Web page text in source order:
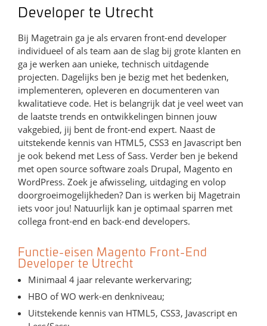
Developer te Utrecht
Bij Magetrain ga je als ervaren front-end developer
individueel of als team aan de slag bij grote klanten en
ga je werken aan unieke, technisch uitdagende
projecten. Dagelijks ben je bezig met het bedenken,
implementeren, opleveren en documenteren van
kwalitatieve code. Het is belangrijk dat je veel weet van
de laatste trends en ontwikkelingen binnen jouw
vakgebied, jij bent de front-end expert. Naast de
uitstekende kennis van HTML5, CSS3 en Javascript ben
je ook bekend met Less of Sass. Verder ben je bekend
met open source software zoals Drupal, Magento en
WordPress. Zoek je afwisseling, uitdaging en volop
doorgroeimogelijkheden? Dan is werken bij Magetrain
iets voor jou! Natuurlijk kan je optimaal sparren met
collega front-end en back-end developers.
Functie-eisen Magento Front-End
Developer te Utrecht
Minimaal 4 jaar relevante werkervaring;
HBO of WO werk-en denkniveau;
Uitstekende kennis van HTML5, CSS3, Javascript en